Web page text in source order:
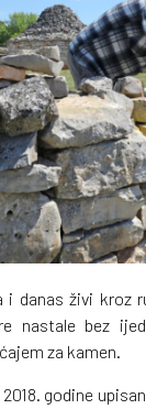
i danas živi
nastale bez
za kamen.
godine